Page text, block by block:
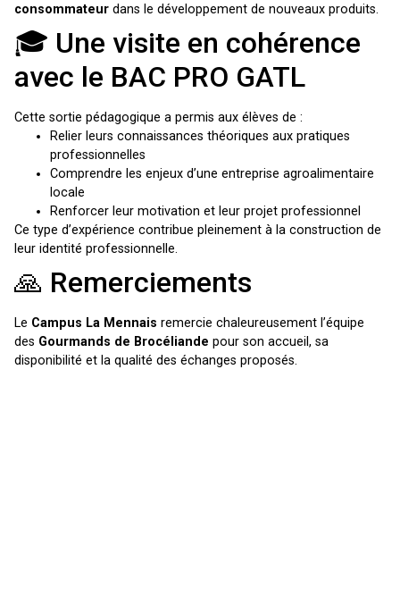
consommateur dans le développement de nouveaux produits.
🎓 Une visite en cohérence
avec le BAC PRO GATL
Cette sortie pédagogique a permis aux élèves de :
Relier leurs connaissances théoriques aux pratiques
professionnelles
Comprendre les enjeux d’une entreprise agroalimentaire
locale
Renforcer leur motivation et leur projet professionnel
Ce type d’expérience contribue pleinement à la construction de
leur identité professionnelle.
🙏 Remerciements
Le Campus La Mennais remercie chaleureusement l’équipe
des Gourmands de Brocéliande pour son accueil, sa
disponibilité et la qualité des échanges proposés.